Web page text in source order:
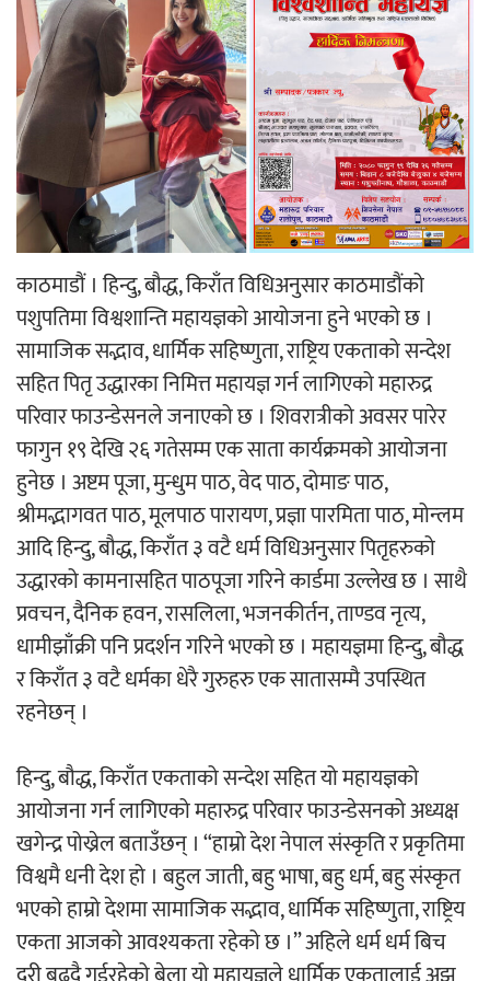
‘ईयुमा डट कम’ले बुधबारदेखि आफ्नो
औपचारिक सेवा सञ्चालनमा
हलमा छैन ‘गौँथली’को टिकट
‘आइतबारको अफिस’ को परिचर्चा सम्पन्न
अर्जुन चन्द्रको ‘संवेदनाका प्रतिध्वनि’
मुक्तकसङ्ग्रह लोकार्पण
चलचित्र ‘माया भनेकै यस्तो होला’को शीर्ष गीत
सार्वजनिक
काठमाडौं । हिन्दु, बौद्ध, किराँत विधिअनुसार काठमाडौंको
पशुपतिमा विश्वशान्ति महायज्ञको आयोजना हुने भएको छ ।
सामाजिक सद्भाव, धार्मिक सहिष्णुता, राष्ट्रिय एकताको सन्देश
सहित पितृ उद्धारका निमित्त महायज्ञ गर्न लागिएको महारुद्र
परिवार फाउन्डेसनले जनाएको छ । शिवरात्रीको अवसर पारेर
फागुन १९ देखि २६ गतेसम्म एक साता कार्यक्रमको आयोजना
हुनेछ । अष्टम पूजा, मुन्धुम पाठ, वेद पाठ, दोमाङ पाठ,
श्रीमद्भागवत पाठ, मूलपाठ पारायण, प्रज्ञा पारमिता पाठ, मोन्लम
आदि हिन्दु, बौद्ध, किराँत ३ वटै धर्म विधिअनुसार पितृहरुको
उद्धारको कामनासहित पाठपूजा गरिने कार्डमा उल्लेख छ । साथै
प्रवचन, दैनिक हवन, रासलिला, भजनकीर्तन, ताण्डव नृत्य,
धामीझाँक्री पनि प्रदर्शन गरिने भएको छ । महायज्ञमा हिन्दु, बौद्ध
र किराँत ३ वटै धर्मका धेरै गुरुहरु एक सातासम्मै उपस्थित
रहनेछन् ।
हिन्दु, बौद्ध, किराँत एकताको सन्देश सहित यो महायज्ञको
आयोजना गर्न लागिएको महारुद्र परिवार फाउन्डेसनको अध्यक्ष
खगेन्द्र पोख्रेल बताउँछन् । “हाम्रो देश नेपाल संस्कृति र प्रकृतिमा
विश्वमै धनी देश हो । बहुल जाती, बहु भाषा, बहु धर्म, बहु संस्कृत
भएको हाम्रो देशमा सामाजिक सद्भाव, धार्मिक सहिष्णुता, राष्ट्रिय
एकता आजको आवश्यकता रहेको छ ।” अहिले धर्म धर्म बिच